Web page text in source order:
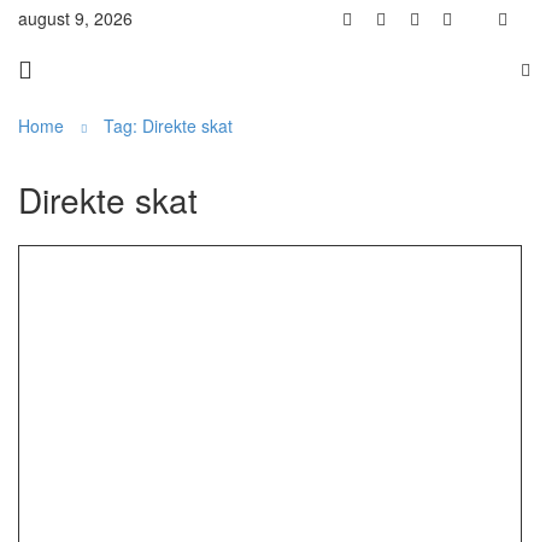
august 9, 2026
Home Tag: Direkte skat
Direkte skat